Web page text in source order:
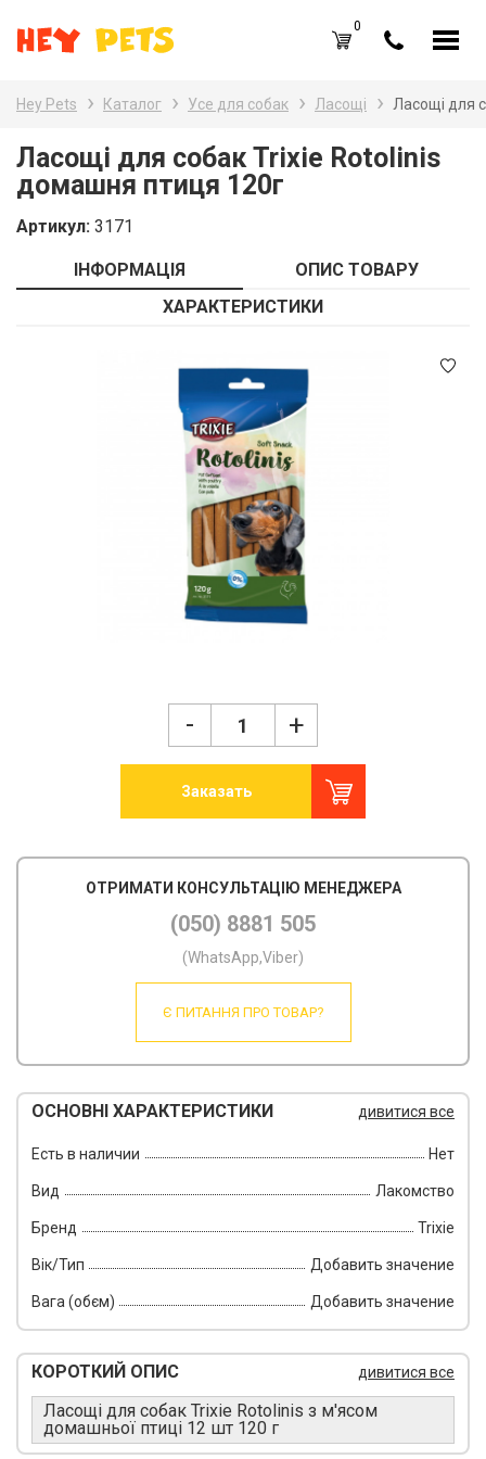
RU
UA
Каталог товарів
Вхід / Реєстрація
Обране (
Акції
0
Hey Pets Каталог Усе для собак Ласощі Ласощі для
Ласощі для собак Trixie Rotolinis
домашня птиця 120г
Артикул: 3171
ІНФОРМАЦІЯ
ОПИС ТОВАРУ
ХАРАКТЕРИСТИКИ
- +
Заказать
ОТРИМАТИ КОНСУЛЬТАЦІЮ МЕНЕДЖЕРА
(050) 8881 505
(WhatsApp,Viber)
Є ПИТАННЯ ПРО ТОВАР?
ОСНОВНІ ХАРАКТЕРИСТИКИ дивитися все
Есть в наличии Нет
Вид Лакомство
Бренд Trixie
Вік/Тип Добавить значение
Вага (обєм) Добавить значение
КОРОТКИЙ ОПИС дивитися все
Ласощі для собак Trixie Rotolinis з м'ясом
домашньої птиці 12 шт 120 г